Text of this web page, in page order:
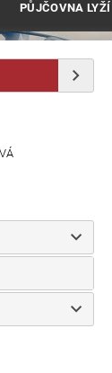
PŮJČOVNA LYŽÍ